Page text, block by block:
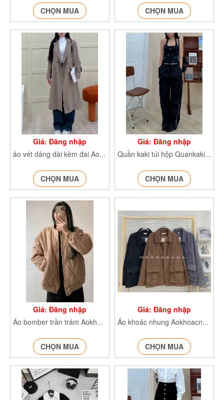
CHỌN MUA CHỌN MUA
Giá: Đăng nhập
áo vét dáng dài kèm đai Aomangtodangdai949
CHỌN MUA
Giá: Đăng nhập
Quần kaki túi hộp Quankakituihop785_
CHỌN MUA
Giá: Đăng nhập
Áo bomber trần trám AokhoacB142
CHỌN MUA
Giá: Đăng nhập
Áo khoác nhung Aokhoacnhung2831
CHỌN MUA